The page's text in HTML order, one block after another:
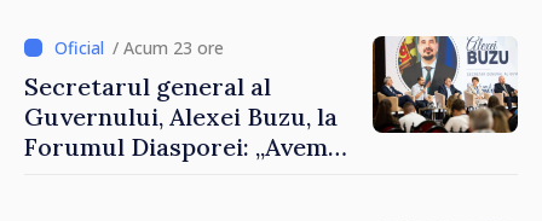
al Republicii Moldova.
/ Acum 23 ore
Secretarul general al
Guvernului, Alexei Buzu, la
Forumul Diasporei: „Avem